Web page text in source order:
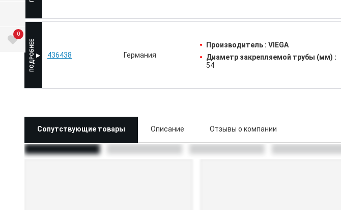
0
436438 Германия
Производитель : VIEGA
Диаметр закрепляемой трубы (мм) :
54
Сопутствующие товары Описание Отзывы о компании